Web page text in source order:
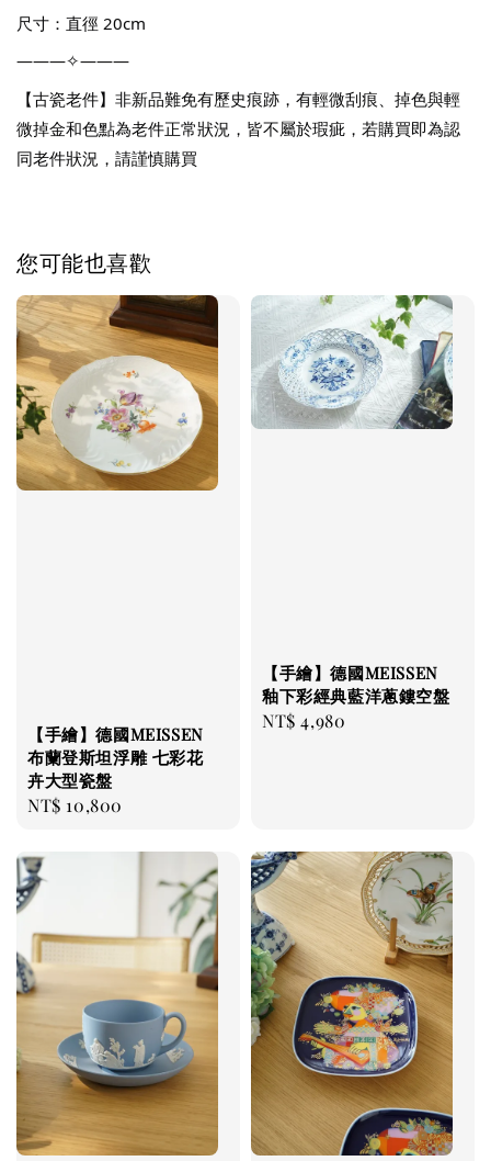
尺寸：直徑 20cm
———✧———
【古瓷老件】非新品難免有歷史痕跡，有輕微刮痕、掉色與輕
微掉金和色點為老件正常狀況，皆不屬於瑕疵，若購買即為認
同老件狀況，請謹慎購買
您可能也喜歡
【手繪】德國MEISSEN
布蘭登斯坦浮雕 七彩花
卉大型瓷盤
Regular
NT$ 10,800
【手繪】德國MEISSEN
釉下彩經典藍洋蔥鏤空盤
Regular
NT$ 4,980